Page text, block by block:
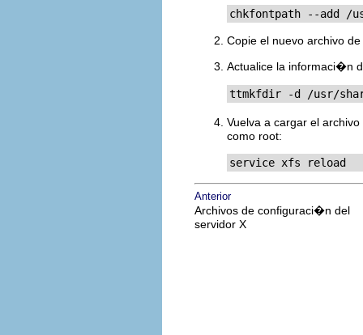
chkfontpath --add
Copie el nuevo archivo
Actualice la informaci�n
ttmkfdir -d /usr/
Vuelva a cargar el
como root:
service xfs reload
Anterior
Archivos de configuraci�n del
servidor X